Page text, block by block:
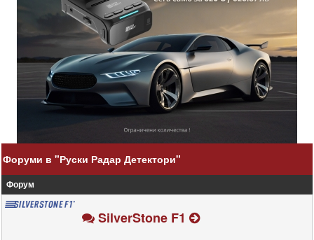
Форуми в "Руски Радар Детектори"
Форум
SilverStone F1